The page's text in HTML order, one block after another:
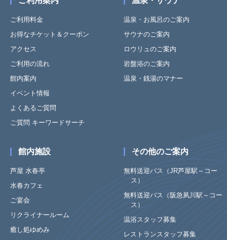
ご利用料金
お得なチケット＆クーポン
アクセス
ご利用の流れ
館内案内
イベント情報
よくあるご質問
ご質問 キーワードサーチ
温泉・お風呂のご案内
サウナのご案内
ロウリュのご案内
岩盤浴のご案内
温泉・銭湯のマナー
館内施設
芦屋 水春亭
水春カフェ
ご宴会
リクライナールーム
癒し処ゆめみ
その他のご案内
無料送迎バス（JR芦屋駅～コー
ス）
無料送迎バス（阪急夙川駅～コー
ス）
温浴スタッフ募集
レストランスタッフ募集